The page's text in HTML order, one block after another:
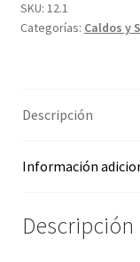
Promociones
Términos y
Tienda
SKU: 12.1
Categorías: Caldos y
Descripción
Información
Descripción